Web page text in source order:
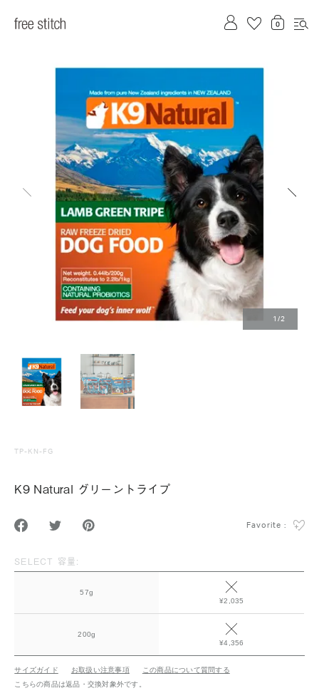
前へ 次へ
1 /2
TP-KN-FG
K9 Natural グリーントライプ
Favorite :
SELECT 容量:
57g
¥2,035
200g
¥4,356
サイズガイド お取扱い注意事項
この商品について質問する
こちらの商品は返品・交換対象外です。